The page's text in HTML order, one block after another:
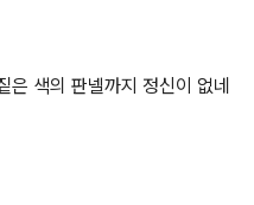
은 색의 판넬까지 정신이 없네